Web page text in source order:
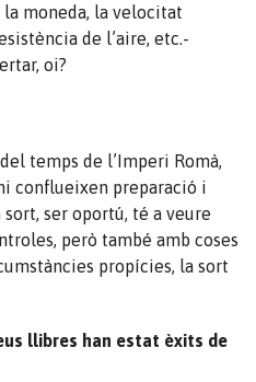
moneda, la velocitat
de l’aire, etc.-
oi?
temps de l’Imperi Romà,
conflueixen preparació i
ser oportú, té a veure
però també amb coses
propícies, la sort
llibres han estat èxits de